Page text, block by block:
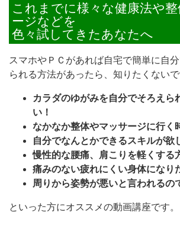
これまでに様々な健康法や
ージなどを
色々試してきたあなたへ
スマホやＰＣがあれば自宅で簡単に自
られる方法があったら、知りたくないで
カラダのゆがみを自分でそろえら
い！
なかなか整体やマッサージに行く
自分でなんとかできるスキルが欲
慢性的な腰痛、肩こりを軽くする
痛みのない疲れにくい身体になり
周りから姿勢が悪いと言われるの
といった方にオススメの動画講座です。